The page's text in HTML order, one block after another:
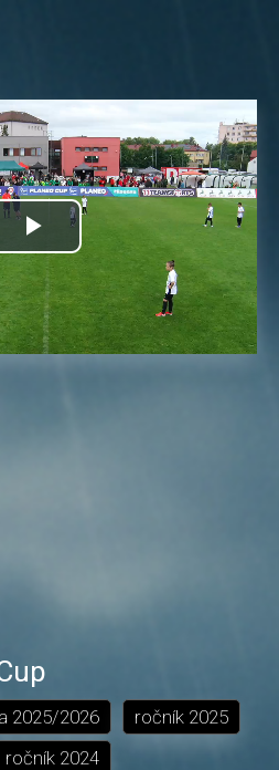
Přehrát
video
2025/2026 ročník 2025
ročník 2024